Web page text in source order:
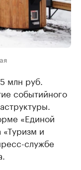
млн руб.
событийного
«Единой
и
службе